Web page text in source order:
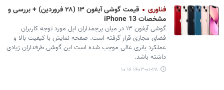
فناوری
قیمت گوشی آیفون ۱۳ (۲۸ فروردین) + بررسی و
مشخصات iPhone 13
گوشی آیفون ۱۳ در میان پرچمداران اپل مورد توجه کاربران
فضای مجازی قرار گرفته است. صفحه نمایش با کیفیت بالا و
عملکرد باتری عالی موجب شده است این گوشی طرفداران زیادی
داشته باشد.
۱۴۰۳-۰۱-۲۸ ۱۰:۱۶